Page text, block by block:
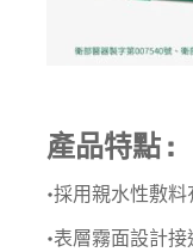
產品特點 :
•採用親水性敷
•表層霧面設計